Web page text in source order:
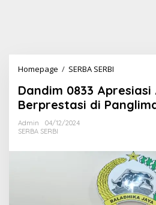
Homepage / SERBA SERBI
n
d
i
3
A
p
r
Dandim 0833
Berprestasi di
Admin
04/12/2024
SERBA SERBI